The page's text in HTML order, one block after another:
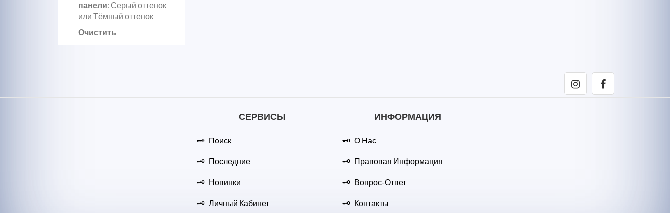
панели: Серый оттенок
или Тёмный оттенок
Очистить
СЕРВИСЫ
Поиск
Последние
Новинки
Личный Кабинет
ИНФОРМАЦИЯ
О Нас
Правовая Информация
Вопрос-Ответ
Контакты